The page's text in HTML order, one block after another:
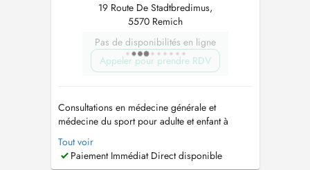
19 Route De Stadtbredimus,
5570 Remich
Pas de disponibilités en ligne
Appeler pour prendre RDV
Consultations en médecine générale et
médecine du sport pour adulte et enfant à
partir de 2 ans. Médecine manuelle et
ostéopathie médicale: adulte uniquement et
avec consultation préalable. Médecine du
Tout voir
Paiement Immédiat Direct disponible